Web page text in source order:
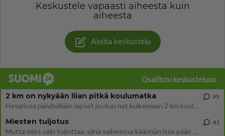
Keskustele vapaasti aiheesta kuin
aiheesta
Aloita keskustelu
Osallistu keskusteluun
2 km on nykyään liian pitkä koulumatka
Hesarissa päivitellään lapset joutuu nyt kulkemaan 2 km kouluun jösses. Ruostefillarilla tuo matka menee vaikka miten äk
95
Miesten tuijotus
Mutta mies vain tuijottaa, siinä vaiheessa käännän itse pään pois. Mikä juttu? Yleensä jos joku tuijottaa tai katsoo, hä
41